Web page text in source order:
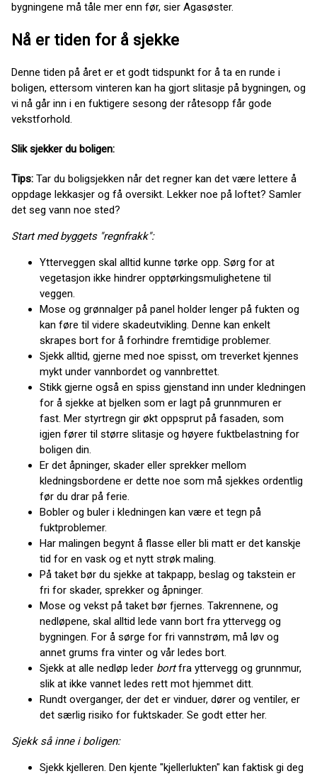
bygningene må tåle mer enn før, sier Agasøster.
Nå er tiden for å sjekke
Denne tiden på året er et godt tidspunkt for å ta en runde i
boligen, ettersom vinteren kan ha gjort slitasje på bygningen, og
vi nå går inn i en fuktigere sesong der råtesopp får gode
vekstforhold.
Slik sjekker du boligen:
Tips: Tar du boligsjekken når det regner kan det være lettere å
oppdage lekkasjer og få oversikt. Lekker noe på loftet? Samler
det seg vann noe sted?
Start med byggets "regnfrakk":
Ytterveggen skal alltid kunne tørke opp. Sørg for at
vegetasjon ikke hindrer opptørkingsmulighetene til
veggen.
Mose og grønnalger på panel holder lenger på fukten og
kan føre til videre skadeutvikling. Denne kan enkelt
skrapes bort for å forhindre fremtidige problemer.
Sjekk alltid, gjerne med noe spisst, om treverket kjennes
mykt under vannbordet og vannbrettet.
Stikk gjerne også en spiss gjenstand inn under kledningen
for å sjekke at bjelken som er lagt på grunnmuren er
fast. Mer styrtregn gir økt oppsprut på fasaden, som
igjen fører til større slitasje og høyere fuktbelastning for
boligen din.
Er det åpninger, skader eller sprekker mellom
kledningsbordene er dette noe som må sjekkes ordentlig
før du drar på ferie.
Bobler og buler i kledningen kan være et tegn på
fuktproblemer.
Har malingen begynt å flasse eller bli matt er det kanskje
tid for en vask og et nytt strøk maling.
På taket bør du sjekke at takpapp, beslag og takstein er
fri for skader, sprekker og åpninger.
Mose og vekst på taket bør fjernes. Takrennene, og
nedløpene, skal alltid lede vann bort fra yttervegg og
bygningen. For å sørge for fri vannstrøm, må løv og
annet grums fra vinter og vår ledes bort.
Sjekk at alle nedløp leder bortfra yttervegg og grunnmur,
slik at ikke vannet ledes rett mot hjemmet ditt.
Rundt overganger, der det er vinduer, dører og ventiler, er
det særlig risiko for fuktskader. Se godt etter her.
Sjekk så inne i boligen:
Sjekk kjelleren. Den kjente "kjellerlukten" kan faktisk gi deg